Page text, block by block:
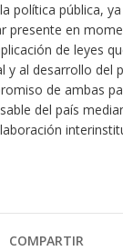
política pública,
presente en
de leyes
y al desarrollo del
de ambas
del país
COMPARTIR